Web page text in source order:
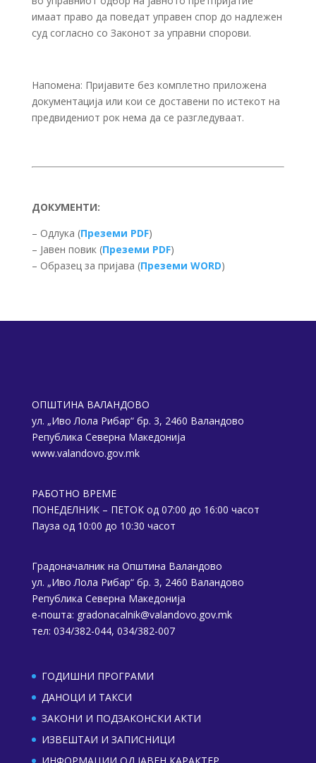
имаат право да поведат управен спор до надлежен
суд согласно со Законот за управни спорови.
Напомена: Пријавите без комплетно приложена
документација или кои се доставени по истекот на
предвидениот рок нема да се разгледуваат.
ДОКУМЕНТИ:
– Одлука (Преземи PDF)
– Јавен повик (Преземи PDF)
– Образец за пријава (Преземи WORD)
ОПШТИНА ВАЛАНДОВО
ул. „Иво Лола Рибар“ бр. 3, 2460 Валандово
Република Северна Македонија
www.valandovo.gov.mk
РАБОТНО ВРЕМЕ
ПОНЕДЕЛНИК – ПЕТОК од 07:00 до 16:00 часот
Пауза од 10:00 до 10:30 часот
Градоначалник на Општина Валандово
ул. „Иво Лола Рибар“ бр. 3, 2460 Валандово
Република Северна Македонија
е-пошта: gradonacalnik@valandovo.gov.mk
тел: 034/382-044, 034/382-007
ГОДИШНИ ПРОГРАМИ
ДАНОЦИ И ТАКСИ
ЗАКОНИ И ПОДЗАКОНСКИ АКТИ
ИЗВЕШТАИ И ЗАПИСНИЦИ